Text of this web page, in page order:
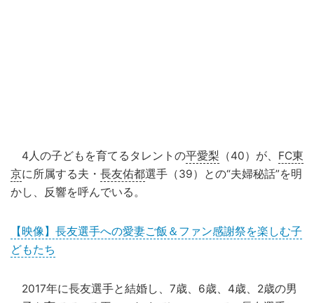
4人の子どもを育てるタレントの平愛梨 （40）が、 FC東
京に所属する夫・ 長友佑都選手（39）との“夫婦秘話”を明
かし、反響を呼んでいる。
【映像】長友選手への愛妻ご飯＆ファン感謝祭を楽しむ子
どもたち
2017年に長友選手と結婚し、7歳、6歳、4歳、2歳の男